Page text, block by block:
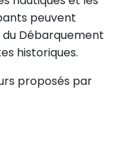
peuvent
Débarquement
historiques.
proposés par